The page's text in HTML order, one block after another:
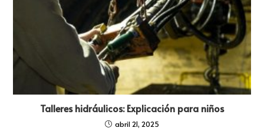
Talleres hidráulicos: Explicación para niños
abril 21, 2025